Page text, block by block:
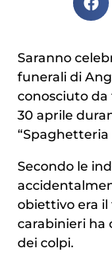
Saranno
funerali di
conosciuto da
30 aprile
“Spaghetteria
Secondo le
obiettivo era il
carabinieri ha
dei colpi.